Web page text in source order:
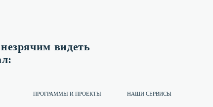
видеть
ПРОГРАММЫ И ПРОЕКТЫ НАШИ СЕРВИСЫ